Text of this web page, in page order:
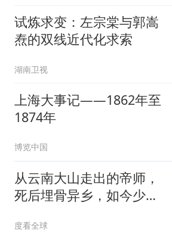
试炼求变：左宗棠与郭嵩
焘的双线近代化求索
湖南卫视
上海大事记——1862年至
1874年
博览中国
从云南大山走出的帝师，
死后埋骨异乡，如今少有
度看全球